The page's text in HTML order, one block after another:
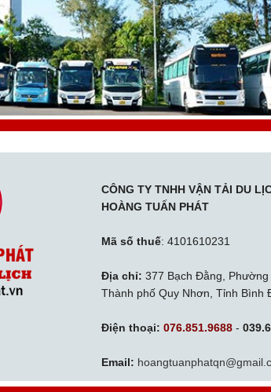
CÔNG TY TNHH VẬN TẢI DU
HOÀNG TUẤN PHÁT
Mã số thuế: 4101610231
Địa chỉ: 377 Bạch Đằng, Phường
Thành phố Quy Nhơn, Tỉnh Bình
Điện thoại: 076.851.9688 -
Email: